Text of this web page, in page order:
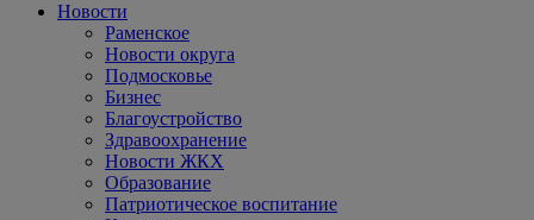
Новости
Раменское
Новости округа
Подмосковье
Бизнес
Благоустройство
Здравоохранение
Новости ЖКХ
Образование
Патриотическое воспитание